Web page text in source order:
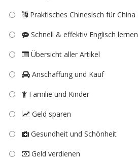
Praktisches Chinesisch für China
Schnell & effektiv Englisch lernen
Übersicht aller Artikel
Anschaffung und Kauf
Familie und Kinder
Geld sparen
Gesundheit und Schönheit
Geld verdienen